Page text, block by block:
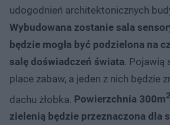
udogodnień architektonicznych
Wybudowana zostanie sala
będzie mogła być podzielona na
salę doświadczeń świata. Pojawią
place zabaw, a jeden z nich będzie
dachu żłobka. Powierzchnia 300m2
zielenią będzie przeznaczona dla